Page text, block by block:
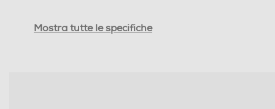
Mostra tutte le specifiche